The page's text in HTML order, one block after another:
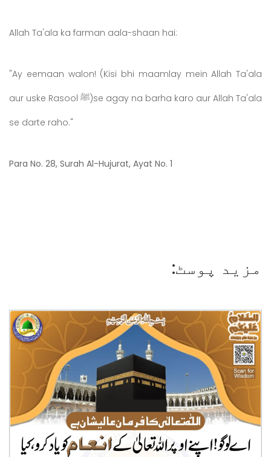
Allah Ta'ala ka farman aala-shaan hai:
"Ay eemaan walon! (Kisi bhi maamlay mein Allah Ta'ala
aur uske Rasool ﷺ)se agay na barha karo aur Allah Ta'ala
se darte raho."
Para No. 28, Surah Al-Hujurat, Ayat No. 1
مزید پوسٹ: